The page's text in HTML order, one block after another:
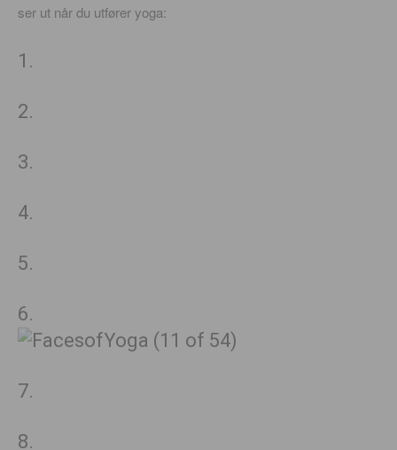
ser ut når du utfører yoga:
1.
2.
3.
4.
5.
6.
7.
8.